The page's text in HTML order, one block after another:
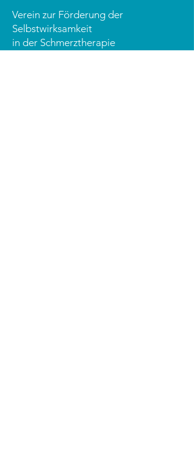
Verein zur Förderung der
Selbstwirksamkeit
in der Schmerztherapie